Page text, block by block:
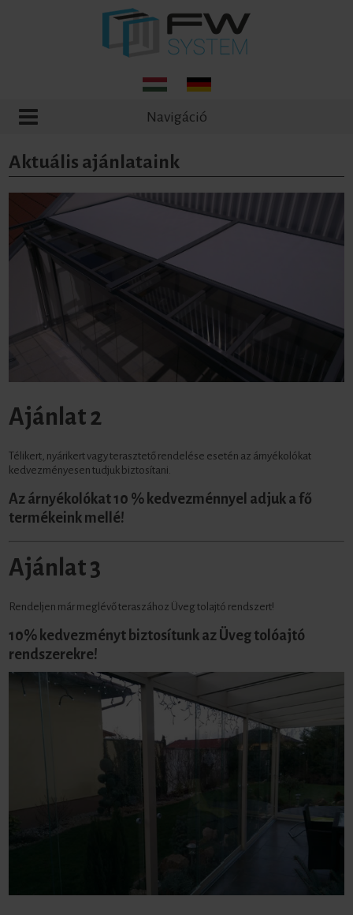
Navigáció
Aktuális ajánlataink
Ajánlat 2
Télikert, nyárikert vagy terasztető rendelése esetén az árnyékolókat
kedvezményesen tudjuk biztosítani.
Az árnyékolókat 10 % kedvezménnyel adjuk a fő
termékeink mellé!
Ajánlat 3
Rendeljen már meglévő teraszához Üveg tolajtó rendszert!
10% kedvezményt biztosítunk az Üveg tolóajtó
rendszerekre!